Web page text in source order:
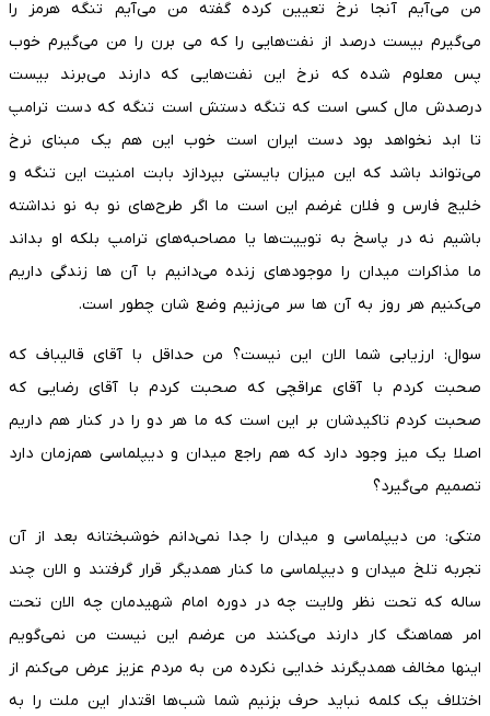
من می‌آیم آنجا نرخ تعیین کرده گفته من می‌آیم تنگه هرمز را
می‌گیرم بیست درصد از نفت‌هایی را که می برن را من می‌گیرم خوب
پس معلوم شده که نرخ این نفت‌هایی که دارند می‌برند بیست
درصدش مال کسی است که تنگه دستش است تنگه که دست ترامپ
تا ابد نخواهد بود دست ایران است خوب این هم یک مبنای نرخ
می‌تواند باشد که این میزان بایستی بپردازد بابت امنیت این تنگه و
خلیج فارس و فلان غرضم این است ما اگر طرح‌های نو به نو نداشته
باشیم نه در پاسخ به توییت‌ها یا مصاحبه‌های ترامپ بلکه او بداند
ما مذاکرات میدان را موجود‌های زنده می‌دانیم با آن ها زندگی داریم
می‌کنیم هر روز به آن ها سر می‌زنیم وضع شان چطور است.
سوال: ارزیابی شما الان این نیست؟ من حداقل با آقای قالیباف که
صحبت کردم با آقای عراقچی که صحبت کردم با آقای رضایی که
صحبت کردم تاکیدشان بر این است که ما هر دو را در کنار هم داریم
اصلا یک میز وجود دارد که هم راجع میدان و دیپلماسی هم‌زمان دارد
تصمیم می‌گیرد؟
متکی: من دیپلماسی و میدان را جدا نمی‌دانم خوشبختانه بعد از آن
تجربه تلخ میدان و دیپلماسی ما کنار همدیگر قرار گرفتند و الان چند
ساله که تحت نظر ولایت چه در دوره امام شهیدمان چه الان تحت
امر هماهنگ کار دارند می‌کنند من عرضم این نیست من نمی‌گویم
اینها مخالف همدیگرند خدایی نکرده من به مردم عزیز عرض می‌کنم از
اختلاف یک کلمه نباید حرف بزنیم شما شب‌ها اقتدار این ملت را به